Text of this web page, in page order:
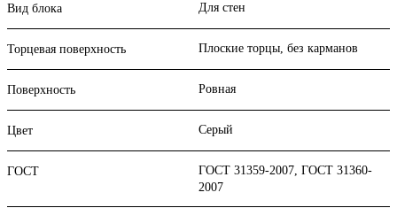
Вид блока Для стен
Торцевая поверхность Плоские торцы, без карманов
Поверхность Ровная
Цвет Серый
ГОСТ
ГОСТ 31359-2007, ГОСТ 31360-
2007